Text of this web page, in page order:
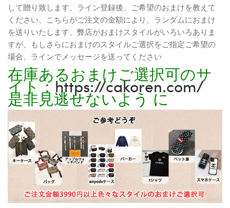
して贈り致します、ライン登録後、ご希望のおまけを教えて
ください、こちらがご注文の金額により、ランダムにおまけ
を送りいたします、弊店がおまけスタイルがいろいろありま
すが、もしさらにおまけのスタイルご選択をご指定ご希望の
場合、ラインでメッセージを送ってください
在庫あるおまけご選択可のサ
イト：https://cakoren.com/
是非見逃せないよう に